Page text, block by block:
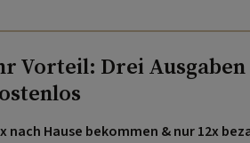
Vorteil: Drei Ausgaben
nach Hause bekommen & nur 12x